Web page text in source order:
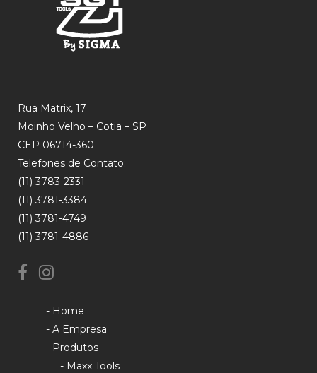
Rua Matrix, 17
Moinho Velho – Cotia – SP
CEP 06714-360
Telefones de Contato:
(11) 3783-2331
(11) 3781-3384
(11) 3781-4749
(11) 3781-4886
- Home
- A Empresa
- Produtos
- Maxx Tools